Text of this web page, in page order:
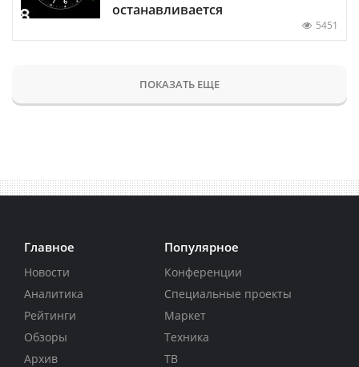
останавливается
5451
ПОКАЗАТЬ ЕЩЕ
Главное
Новости
Аналитика
Рейтинги
Обзоры
Архив
Популярное
Конференции
Специальные проекты
Маркет
Техника
ТВ